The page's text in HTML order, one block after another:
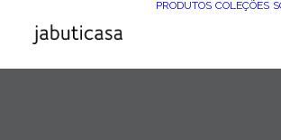
PRODUTOS COLEÇÕES